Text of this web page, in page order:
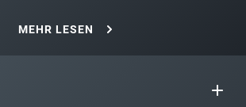
MEHR LESEN